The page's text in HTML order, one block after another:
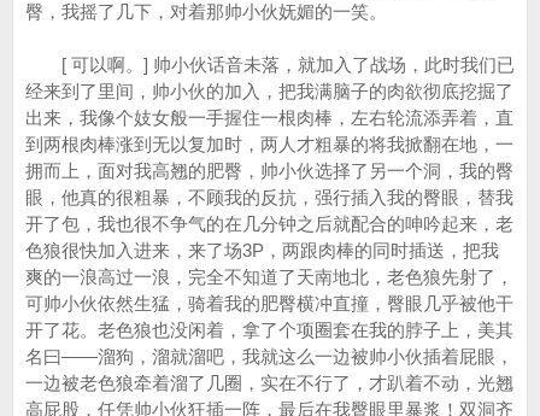
臀，我摇了几下，对着那帅小伙妩媚的一笑。
[ 可以啊。] 帅小伙话音未落，就加入了战场，此时我们已
经来到了里间，帅小伙的加入，把我满脑子的肉欲彻底挖掘了
出来，我像个妓女般一手握住一根肉棒，左右轮流添弄着，直
到两根肉棒涨到无以复加时，两人才粗暴的将我掀翻在地，一
拥而上，面对我高翘的肥臀，帅小伙选择了另一个洞，我的臀
眼，他真的很粗暴，不顾我的反抗，强行插入我的臀眼，替我
开了包，我也很不争气的在几分钟之后就配合的呻吟起来，老
色狼很快加入进来，来了场3P，两跟肉棒的同时插送，把我
爽的一浪高过一浪，完全不知道了天南地北，老色狼先射了，
可帅小伙依然生猛，骑着我的肥臀横冲直撞，臀眼几乎被他干
开了花。老色狼也没闲着，拿了个项圈套在我的脖子上，美其
名曰——溜狗，溜就溜吧，我就这么一边被帅小伙插着屁眼，
一边被老色狼牵着溜了几圈，实在不行了，才趴着不动，光翘
高屁股，任凭帅小伙狂插一阵，最后在我臀眼里暴浆！双洞齐